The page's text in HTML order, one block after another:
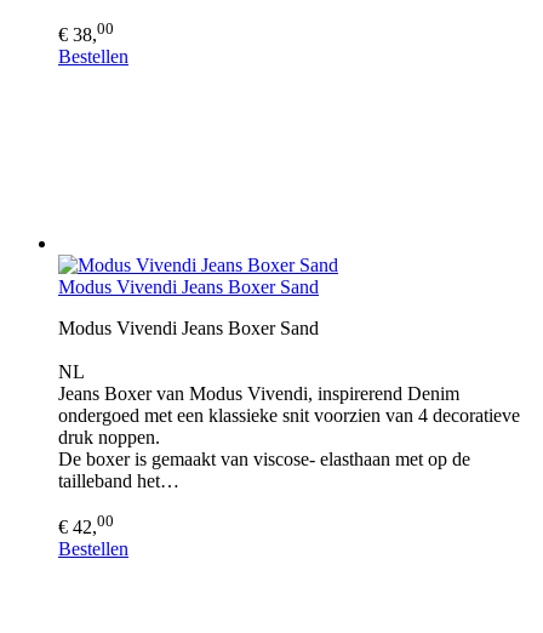
€ 38,00
Bestellen
Modus Vivendi Jeans Boxer Sand
Modus Vivendi Jeans Boxer Sand
NL
Jeans Boxer van Modus Vivendi, inspirerend Denim
ondergoed met een klassieke snit voorzien van 4 decoratieve
druk noppen.
De boxer is gemaakt van viscose- elasthaan met op de
tailleband het…
€ 42,00
Bestellen